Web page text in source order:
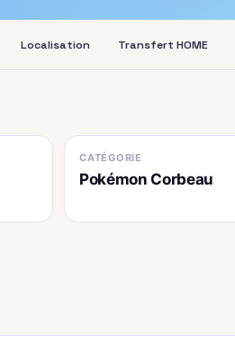
Localisation Transfert HOME
CATÉGORIE
Pokémon Corbeau